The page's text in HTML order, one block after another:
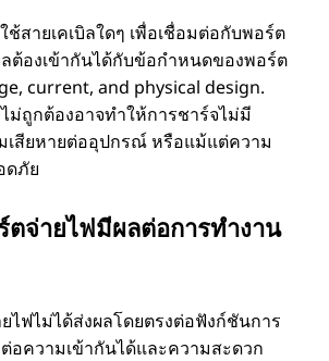
สายเคเบิลใดๆ เพื่อเชื่อมต่อกับพอร์ต
ลต้องเข้ากันได้กับข้อกําหนดของพอร์ต
current, and physical design.
ม่ถูกต้องอาจทําให้การชาร์จไม่มี
เสียหายต่ออุปกรณ์ หรือแม้แต่ความ
ดภัย
จ่ายไฟมีผลต่อการทํางาน
ไฟไม่ได้ส่งผลโดยตรงต่อฟังก์ชันการ
อความเข้ากันได้และความสะดวก